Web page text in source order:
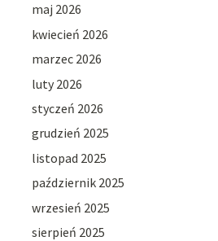
maj 2026
kwiecień 2026
marzec 2026
luty 2026
styczeń 2026
grudzień 2025
listopad 2025
październik 2025
wrzesień 2025
sierpień 2025